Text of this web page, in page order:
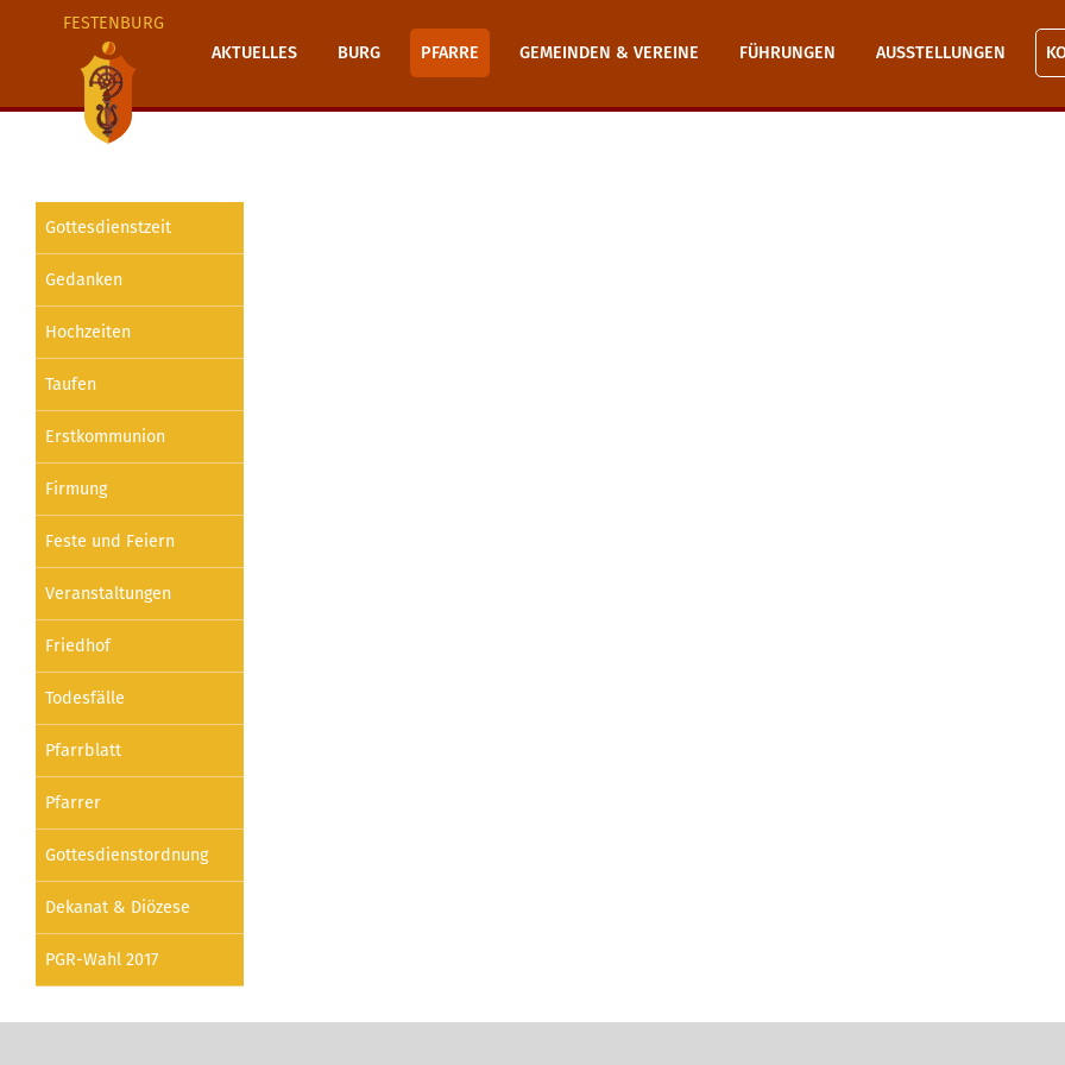
FESTENBURG
AKTUELLES
BURG PFARRE GEMEINDEN & VEREINE FÜHRUNGEN AUSSTELLUNGEN
Gottesdienstzeit
Gedanken
Hochzeiten
Taufen
Erstkommunion
Firmung
Feste und Feiern
Veranstaltungen
Friedhof
Todesfälle
Pfarrblatt
Pfarrer
Gottesdienstordnung
Dekanat & Diözese
PGR-Wahl 2017